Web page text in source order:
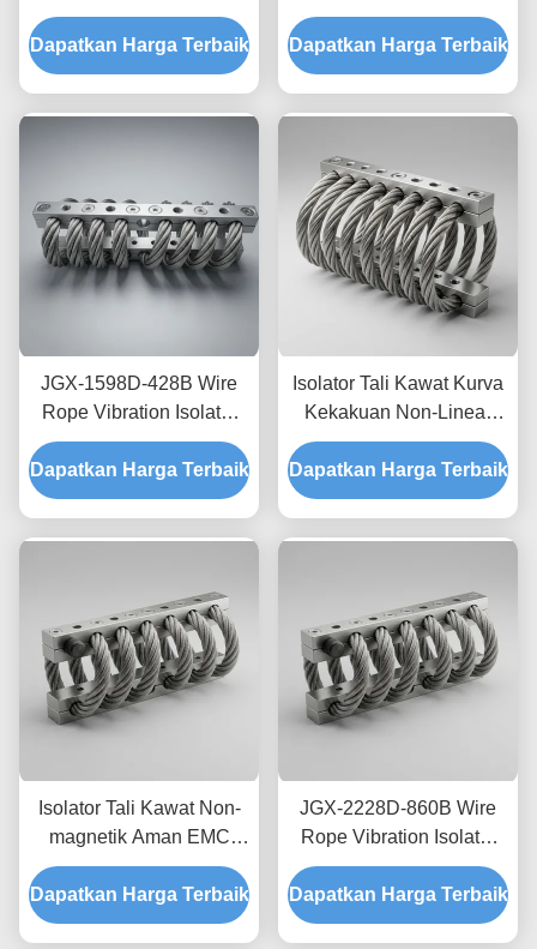
Pantai Laut Bebas
Perawatan Shock Mount
Baja Tahan Karat
Dapatkan Harga Terbaik
Kawat Tanpa Creep,
Gesekan Bebas Oli,
Peredam untuk
Dapatkan Harga Terbaik
JGX-1598D-428B Wire
Rope Vibration Isolator
Fungus Chemical
Washdown Resistant
Stainless Steel Isolation
Dapatkan Harga Terbaik
Isolator Tali Kawat Kurva
Kekakuan Non-Linear
JGX-2228D-665B
Pemasangan Semua
Logam Ramah
Dapatkan Harga Terbaik
Isolator Tali Kawat Non-
magnetik Aman EMC
JGX-2228D-665B
Dudukan Disipasi Kejut
Sementara untuk
Dapatkan Harga Terbaik
JGX-2228D-860B Wire
Rope Vibration Isolator
Stainless Steel Long
Service Life Absorber
kejut industri
Dapatkan Harga Terbaik